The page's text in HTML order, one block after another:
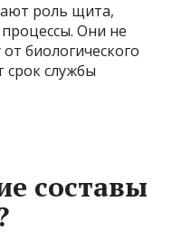
роль щита,
Они не
биологического
службы
составы